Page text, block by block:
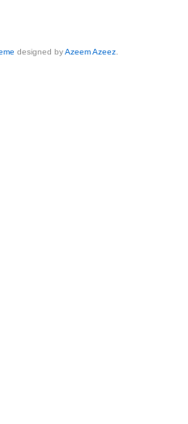
designed byAzeem Azeez